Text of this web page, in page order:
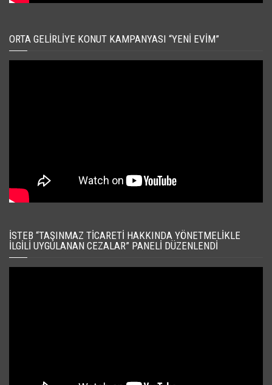
ORTA GELIRLIYE KONUT KAMPANYASI “YENI EVIM”
İSTEB “TAŞINMAZ TICARETI HAKKINDA YÖNETMELIKLE
İLGILI UYGULANAN CEZALAR” PANELI DÜZENLENDI